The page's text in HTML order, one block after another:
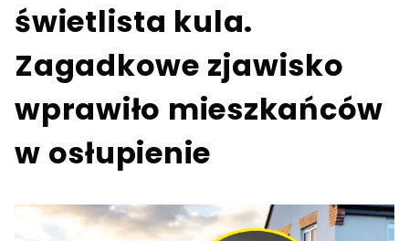
świetlista kula.
Zagadkowe zjawisko
wprawiło mieszkańców
w osłupienie